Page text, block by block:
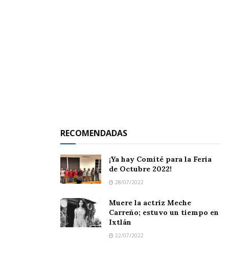
RECOMENDADAS
¡Ya hay Comité para la Feria
de Octubre 2022!
28/07/2022
Muere la actriz Meche
Carreño; estuvo un tiempo en
Ixtlán
22/07/2022